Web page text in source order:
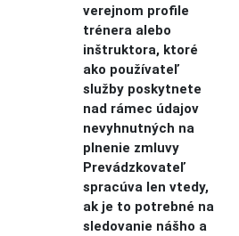
verejnom profile
trénera alebo
inštruktora, ktoré
ako používateľ
služby poskytnete
nad rámec údajov
nevyhnutných na
plnenie zmluvy
Prevádzkovateľ
spracúva len vtedy,
ak je to potrebné na
sledovanie nášho a